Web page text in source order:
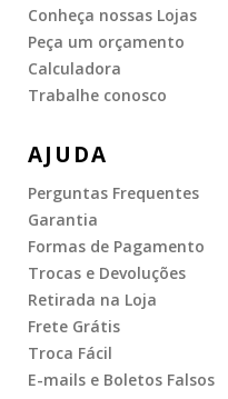
Conheça nossas Lojas
Peça um orçamento
Calculadora
Trabalhe conosco
AJUDA
Perguntas Frequentes
Garantia
Formas de Pagamento
Trocas e Devoluções
Retirada na Loja
Frete Grátis
Troca Fácil
E-mails e Boletos Falsos